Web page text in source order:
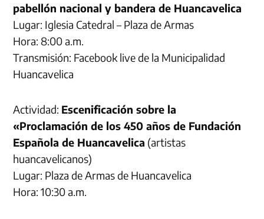
pabellón nacional y bandera de Huancavelica
Lugar: Iglesia Catedral – Plaza de Armas
Hora: 8:00 a.m.
Transmisión: Facebook live de la Municipalidad
Huancavelica
Actividad: Escenificación sobre la
«Proclamación de los 450 años de Fundación
Española de Huancavelica (artistas
huancavelicanos)
Lugar: Plaza de Armas de Huancavelica
Hora: 10:30 a.m.